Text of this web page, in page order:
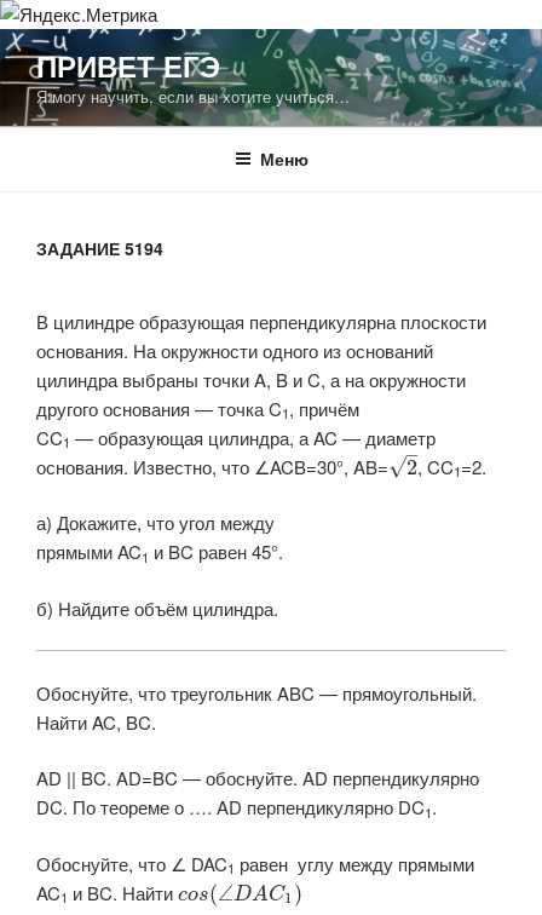
Перейти
содержимому
ПРИВЕТ ЕГЭ
Я могу научить, если вы хотите учиться…
Меню
ЗАДАНИЕ 5194
В цилиндре образующая перпендикулярна плоскости
основания. На окружности одного из оснований
цилиндра выбраны точкиA, B иC, а на окружности
другого основания —точкаC1, причём
CC1 —образующая цилиндра, аAC — диаметр
основания. Известно, что ∠ACB=30°, AB=​ 2
–
√ , CC1=2.
а) Докажите, что угол между
прямымиAC1 и BC равен45°.
б) Найдите объём цилиндра.
Обоснуйте, что треугольник ABC — прямоугольный.
Найти AC, BC.
AD || BC. AD=BC — обоснуйте. AD перпендикулярно
DC. По теореме о …. AD перпендикулярно DC1.
Обоснуйте, что ∠ DAC1 равен углу между прямыми
AC1 и BC. Найти ​ cos(∠DAC1 )